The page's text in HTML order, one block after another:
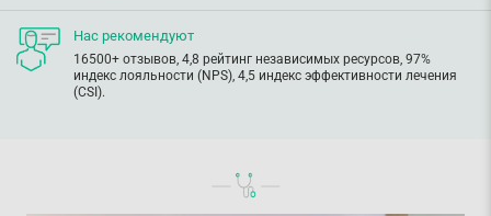
Нас рекомендуют
16500+ отзывов, 4,8 рейтинг независимых ресурсов, 97%
индекс лояльности (NPS), 4,5 индекс эффективности лечения
(CSI).